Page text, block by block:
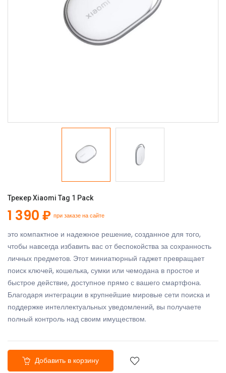
Трекер Xiaomi Tag 1 Pack
1 390 ₽ при заказе на сайте
это компактное и надежное решение, созданное для того,
чтобы навсегда избавить вас от беспокойства за сохранность
личных предметов. Этот миниатюрный гаджет превращает
поиск ключей, кошелька, сумки или чемодана в простое и
быстрое действие, доступное прямо с вашего смартфона.
Благодаря интеграции в крупнейшие мировые сети поиска и
поддержке интеллектуальных уведомлений, вы получаете
полный контроль над своим имуществом.
Добавить в корзину